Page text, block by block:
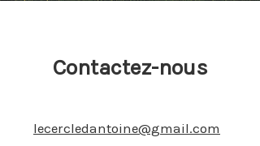
Contactez-nous
lecercledantoine@gmail.com